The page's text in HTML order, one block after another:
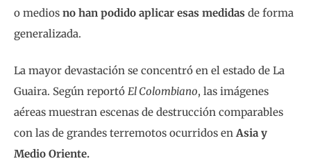
o medios no han podido aplicar esas medidas de forma
generalizada.
La mayor devastación se concentró en el estado de La
Guaira. Según reportó El Colombiano, las imágenes
aéreas muestran escenas de destrucción comparables
con las de grandes terremotos ocurridos enAsia y
Medio Oriente.